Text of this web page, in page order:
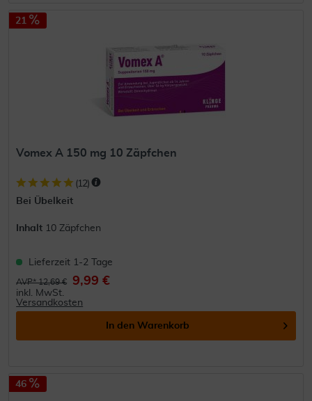
21
Vomex A 150 mg 10 Zäpfchen
(12)
Bei Übelkeit
Inhalt 10 Zäpfchen
Lieferzeit 1-2 Tage
AVP* 12,69 € 9,99 €
inkl. MwSt.
Versandkosten
In den Warenkorb
46